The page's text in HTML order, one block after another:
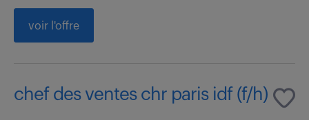
voir l'offre
chef des ventes chr paris idf (f/h)